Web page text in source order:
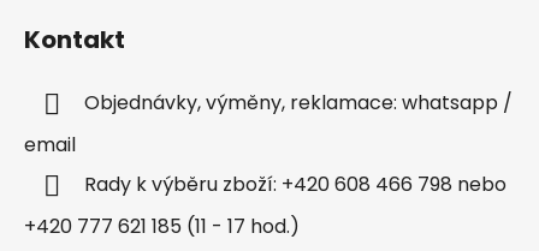
Kontakt
Objednávky, výměny, reklamace: whatsapp /
email
Rady k výběru zboží: +420 608 466 798 nebo
+420 777 621 185 (11 - 17 hod.)